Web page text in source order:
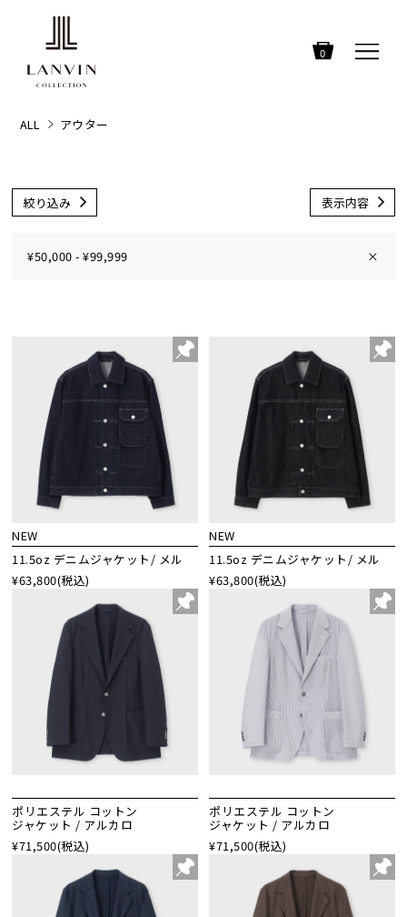
0
ALL アウター
絞り込み 表示内容
¥50,000 - ¥99,999 ×
NEW
11.5oz デニムジャケット/ メル
¥63,800(税込)
NEW
11.5oz デニムジャケット/ メル
¥63,800(税込)
ポリエステル コットン
ジャケット / アルカロ
¥71,500(税込)
ポリエステル コットン
ジャケット / アルカロ
¥71,500(税込)